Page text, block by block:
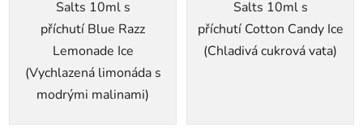
Salts 10ml s
příchutí Blue Razz
Lemonade Ice
(Vychlazená limonáda s
modrými malinami)
Salts 10ml s
příchutí Cotton Candy Ice
(Chladivá cukrová vata)